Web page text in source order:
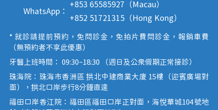
WhatsApp：
+853 65585927（Macau）
+852 51721315（Hong Kong）
* 就診請提前預約，免問診金，免拍片費問診金，報銷車費
（無預約者不享此優惠）
牙醫上班時間： 09:30~18:30 （週日及公眾假期正常接診）
珠海院：珠海市香洲區 拱北中建商業大廈 15樓（迎賓廣場對
面），拱北口岸步行8分鐘直達
福田口岸香江院：福田區福田口岸正對面，海悅華城104號地